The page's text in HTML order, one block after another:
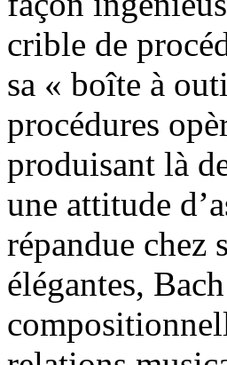
crible de
sa « boîte à
procédures
produisant là
une attitude
répandue chez
élégantes,